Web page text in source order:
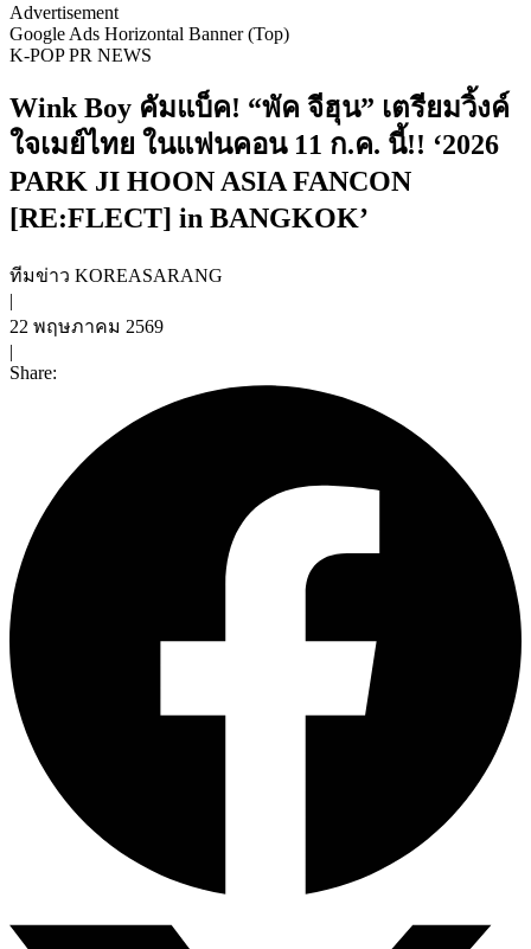
Advertisement
Google Ads Horizontal Banner (Top)
K-POPPR NEWS
Wink Boy คัมแบ็ค! “พัค จีฮุน” เตรียมวิ้งค์
ใจเมย์ไทย ในแฟนคอน 11 ก.ค. นี้!! ‘2026
PARK JI HOON ASIA FANCON
[RE:FLECT] in BANGKOK’
ทีมข่าว KOREASARANG
|
22 พฤษภาคม 2569
|
Share: